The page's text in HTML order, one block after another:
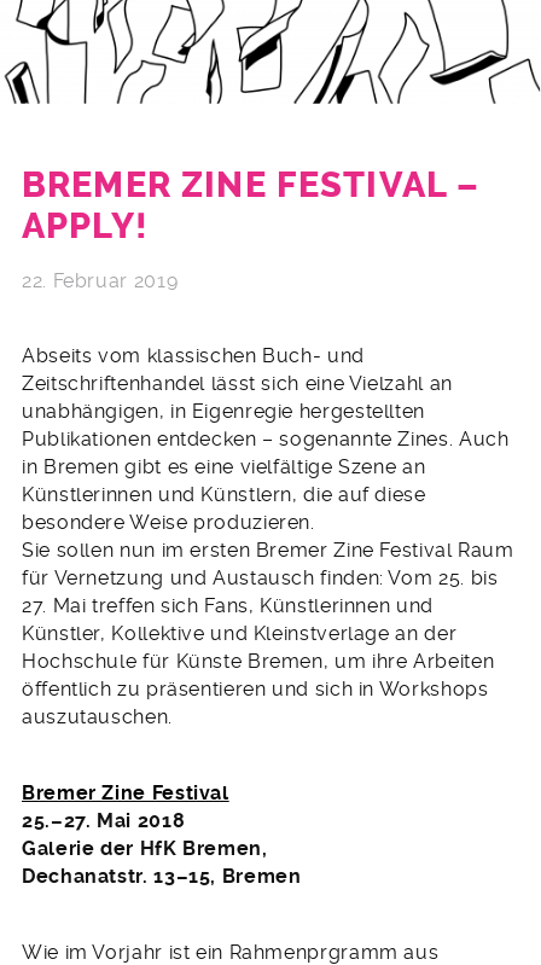
BREMER ZINE FESTIVAL –
APPLY!
22. Februar 2019
Abseits vom klassischen Buch- und
Zeitschriftenhandel lässt sich eine Vielzahl an
unabhängigen, in Eigenregie hergestellten
Publikationen entdecken – sogenannte Zines. Auch
in Bremen gibt es eine vielfältige Szene an
Künstlerinnen und Künstlern, die auf diese
besondere Weise produzieren.
Sie sollen nun im ersten Bremer Zine Festival Raum
für Vernetzung und Austausch finden: Vom 25. bis
27. Mai treffen sich Fans, Künstlerinnen und
Künstler, Kollektive und Kleinstverlage an der
Hochschule für Künste Bremen, um ihre Arbeiten
öffentlich zu präsentieren und sich in Workshops
auszutauschen.
Bremer Zine Festival
25.–27. Mai 2018
Galerie der HfK Bremen,
Dechanatstr. 13–15, Bremen
Wie im Vorjahr ist ein Rahmenprgramm aus